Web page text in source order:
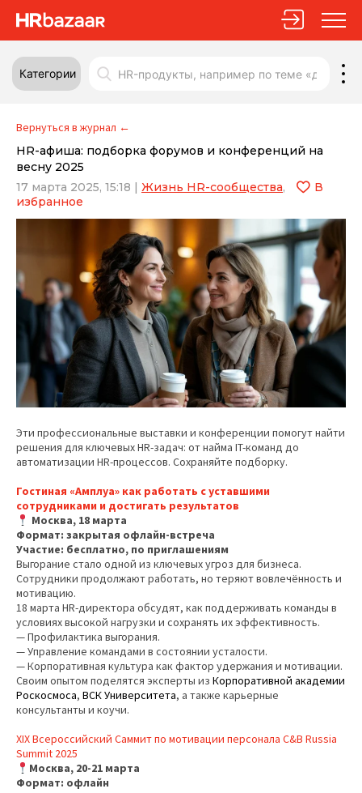
Категории
Вернуться в журнал ←
HR-афиша: подборка форумов и конференций на
весну 2025
17 марта 2025, 15:18 | Жизнь HR-сообщества,
В
избранное
Эти профессиональные выставки и конференции помогут найти
решения для ключевых HR-задач: от найма IT-команд до
автоматизации HR-процессов. Сохраняйте подборку.
Гостиная «Амплуа» как работать с уставшими
сотрудниками и достигать результатов
Москва, 18 марта
Формат: закрытая офлайн-встреча
Участие: бесплатно, по приглашениям
Выгорание стало одной из ключевых угроз для бизнеса.
Сотрудники продолжают работать, но теряют вовлечённость и
мотивацию.
18 марта HR-директора обсудят, как поддерживать команды в
условиях высокой нагрузки и сохранять их эффективность.
— Профилактика выгорания.
— Управление командами в состоянии усталости.
— Корпоративная культура как фактор удержания и мотивации.
Своим опытом поделятся эксперты из Корпоративной академии
Роскосмоса, ВСК Университета, а также карьерные
консультанты и коучи.
XIX Всероссийский Саммит по мотивации персонала C&B Russia
Summit 2025
Москва, 20-21 марта
Формат: офлайн